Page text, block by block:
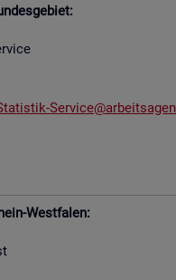
West­fa­len: